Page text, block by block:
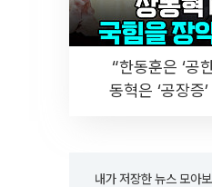
“한동훈은 ‘공
동혁은 ‘공장증
내가 저장한 뉴스 모아보